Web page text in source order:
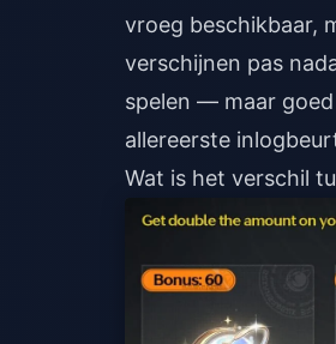
vroeg beschikbaar,
verschijnen pas
spelen — maar
allereerste
Wat is het verschil